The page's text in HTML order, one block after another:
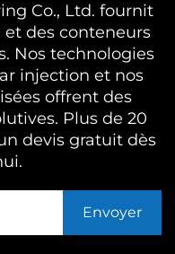
Co., Ltd. fournit
des conteneurs
Nos technologies
injection et nos
offrent des
Plus de 20
devis gratuit dès